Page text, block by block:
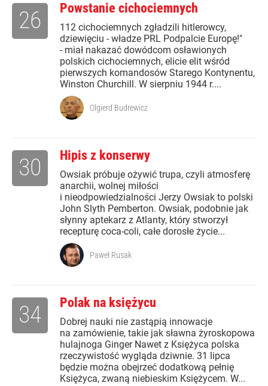
Powstanie cichociemnych
112 cichociemnych zgładzili hitlerowcy,
dziewięciu - władze PRL Podpalcie Europę!"
- miał nakazać dowódcom osławionych
polskich cichociemnych, elicie elit wśród
pierwszych komandosów Starego Kontynentu,
Winston Churchill. W sierpniu 1944 r....
26
Olgierd Budrewicz
Hipis z konserwy
Owsiak próbuje ożywić trupa, czyli atmosferę
anarchii, wolnej miłości
i nieodpowiedzialności Jerzy Owsiak to polski
John Slyth Pemberton. Owsiak, podobnie jak
słynny aptekarz z Atlanty, który stworzył
recepturę coca-coli, całe dorosłe życie...
30
Paweł Rusak
Polak na księżycu
Dobrej nauki nie zastąpią innowacje
na zamówienie, takie jak sławna żyroskopowa
hulajnoga Ginger Nawet z Księżyca polska
rzeczywistość wygląda dziwnie. 31 lipca
będzie można obejrzeć dodatkową pełnię
Księżyca, zwaną niebieskim Księżycem. W...
34